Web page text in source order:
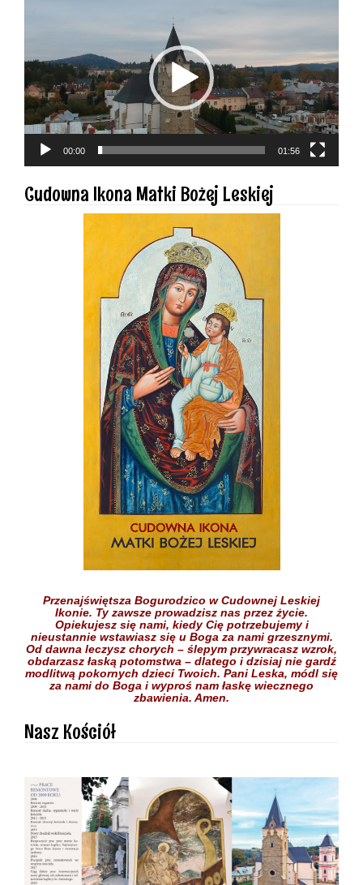
00:00 01:56
Cudowna Ikona Matki Bożej Leskiej
Przenajświętsza Bogurodzico w Cudownej Leskiej
Ikonie. Ty zawsze prowadzisz nas przez życie.
Opiekujesz się nami, kiedy Cię potrzebujemyi
nieustannie wstawiasz się u Boga za nami grzesznymi.
Od dawna leczysz chorych – ślepym przywracasz wzrok,
obdarzasz łaską potomstwa – dlatego i dzisiaj nie gardź
modlitwą pokornych dzieci Twoich. Pani Leska, módl się
za nami do Boga i wyproś nam łaskę wiecznego
zbawienia. Amen.
Nasz Kościół